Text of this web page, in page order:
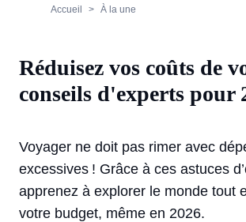
Accueil À la une
Réduisez vos coûts de
conseils d'experts pour
Voyager ne doit pas rimer avec
excessives ! Grâce à ces astuces
apprenez à explorer le monde tout
votre budget, même en 2026.